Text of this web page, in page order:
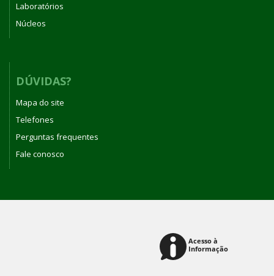
Laboratórios
Núcleos
DÚVIDAS?
Mapa do site
Telefones
Perguntas frequentes
Fale conosco